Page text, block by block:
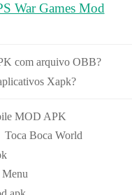
War Games Mod
com arquivo OBB?
Xapk?
MOD APK
Toca Boca World
Menu